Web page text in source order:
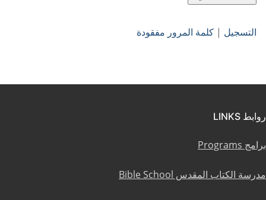
التسجيل | كلمة المرور مفقودة
روابط LINKS
برامج Programs
مدرسة الكتاب المقدس Bible School